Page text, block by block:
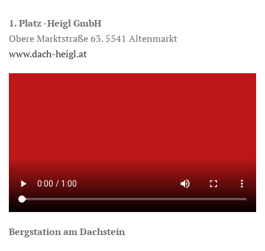
1. Platz -Heigl GmbH
Obere Marktstraße 63. 5541 Altenmarkt
www.dach-heigl.at
Bergstation am Dachstein